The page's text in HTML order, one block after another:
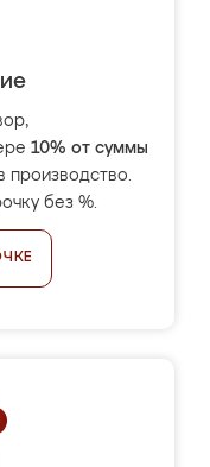
10% от суммы
производство.
без %.